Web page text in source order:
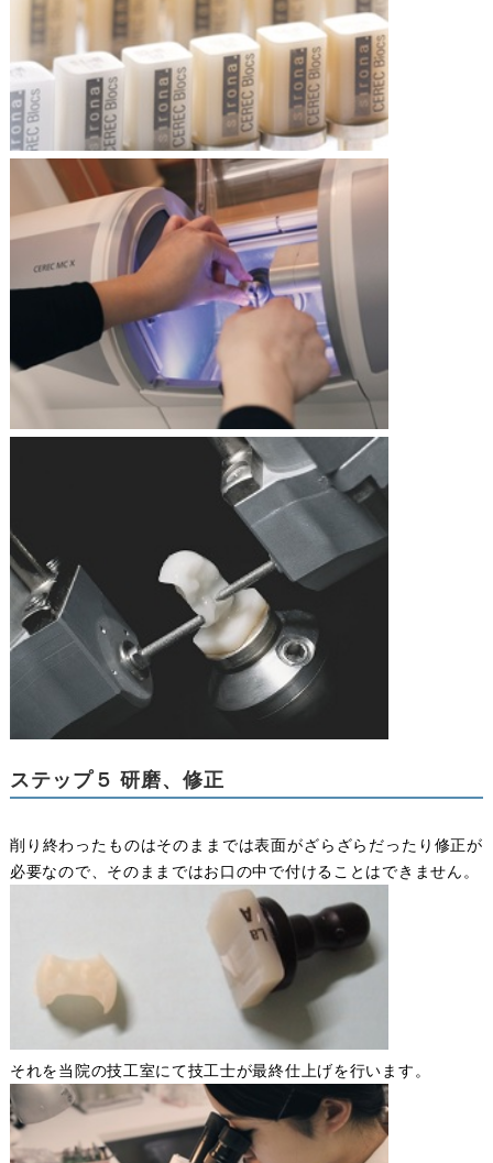
ステップ５ 研磨、修正
削り終わったものはそのままでは表面がざらざらだったり修正が
必要なので、そのままではお口の中で付けることはできません。
それを当院の技工室にて技工士が最終仕上げを行います。